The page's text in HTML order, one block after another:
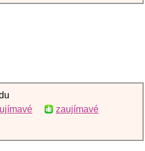
zaujímavé